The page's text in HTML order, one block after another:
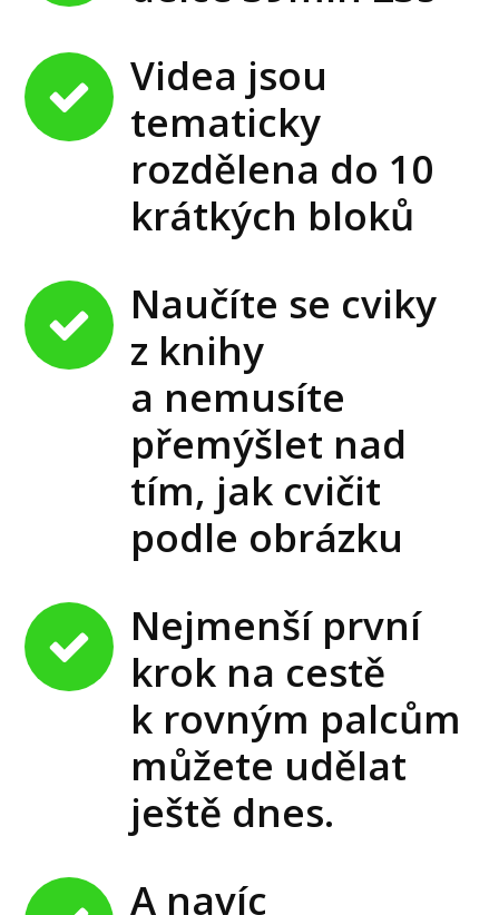
Videa jsou
tematicky
rozdělena do 10
krátkých bloků
Naučíte se cviky
z knihy
a nemusíte
přemýšlet nad
tím, jak cvičit
podle obrázku
Nejmenší první
krok na cestě
k rovným palcům
můžete udělat
ještě dnes.
A navíc